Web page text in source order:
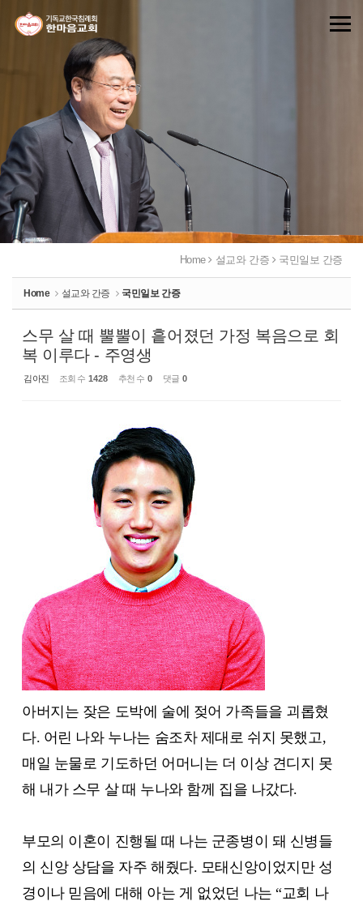
Home 설교와 간증 국민일보 간증
Home 설교와 간증 국민일보 간증
스무 살 때 뿔뿔이 흩어졌던 가정 복음으로 회
복 이루다 - 주영생
김아진 조회 수 1428 추천 수 0 댓글 0
아버지는 잦은 도박에 술에 젖어 가족들을 괴롭혔
다. 어린 나와 누나는 숨조차 제대로 쉬지 못했고,
매일 눈물로 기도하던 어머니는 더 이상 견디지 못
해 내가 스무 살 때 누나와 함께 집을 나갔다.
부모의 이혼이 진행될 때 나는 군종병이 돼 신병들
의 신앙 상담을 자주 해줬다. 모태신앙이었지만 성
경이나 믿음에 대해 아는 게 없었던 나는 “교회 나